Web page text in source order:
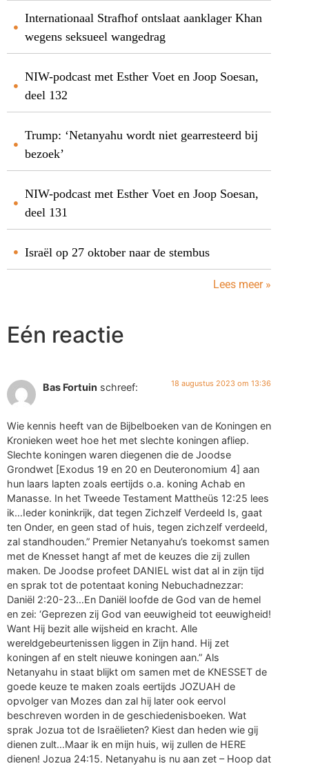
Internationaal Strafhof ontslaat aanklager Khan
wegens seksueel wangedrag
NIW-podcast met Esther Voet en Joop Soesan,
deel 132
Trump: ‘Netanyahu wordt niet gearresteerd bij
bezoek’
NIW-podcast met Esther Voet en Joop Soesan,
deel 131
Israël op 27 oktober naar de stembus
Lees meer »
Eén reactie
Bas Fortuin schreef: 18 augustus 2023 om 13:36
Wie kennis heeft van de Bijbelboeken van de Koningen en
Kronieken weet hoe het met slechte koningen afliep.
Slechte koningen waren diegenen die de Joodse
Grondwet [Exodus 19 en 20 en Deuteronomium 4] aan
hun laars lapten zoals eertijds o.a. koning Achab en
Manasse. In het Tweede Testament Mattheüs 12:25 lees
ik…Ieder koninkrijk, dat tegen Zichzelf Verdeeld Is, gaat
ten Onder, en geen stad of huis, tegen zichzelf verdeeld,
zal standhouden.” Premier Netanyahu’s toekomst samen
met de Knesset hangt af met de keuzes die zij zullen
maken. De Joodse profeet DANIEL wist dat al in zijn tijd
en sprak tot de potentaat koning Nebuchadnezzar:
Daniël 2:20-23…En Daniël loofde de God van de hemel
en zei: ‘Geprezen zij God van eeuwigheid tot eeuwigheid!
Want Hij bezit alle wijsheid en kracht. Alle
wereldgebeurtenissen liggen in Zijn hand. Hij zet
koningen af en stelt nieuwe koningen aan.” Als
Netanyahu in staat blijkt om samen met de KNESSET de
goede keuze te maken zoals eertijds JOZUAH de
opvolger van Mozes dan zal hij later ook eervol
beschreven worden in de geschiedenisboeken. Wat
sprak Jozua tot de Israëlieten? Kiest dan heden wie gij
dienen zult…Maar ik en mijn huis, wij zullen de HERE
dienen! Jozua 24:15. Netanyahu is nu aan zet – Hoop dat